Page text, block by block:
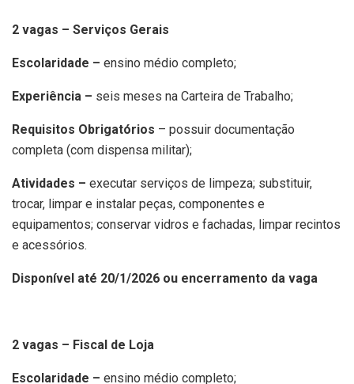
2 vagas – Serviços Gerais
Escolaridade – ensino médio completo;
Experiência – seis meses na Carteira de Trabalho;
Requisitos Obrigatórios – possuir documentação
completa (com dispensa militar);
Atividades – executar serviços de limpeza; substituir,
trocar, limpar e instalar peças, componentes e
equipamentos; conservar vidros e fachadas, limpar recintos
e acessórios.
Disponível até 20/1/2026 ou encerramento da vaga
2 vagas – Fiscal de Loja
Escolaridade – ensino médio completo;